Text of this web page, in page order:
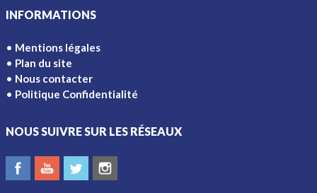
INFORMATIONS
Mentions légales
Plan du site
Nous contacter
Politique Confidentialité
NOUS SUIVRE SUR LES RÉSEAUX